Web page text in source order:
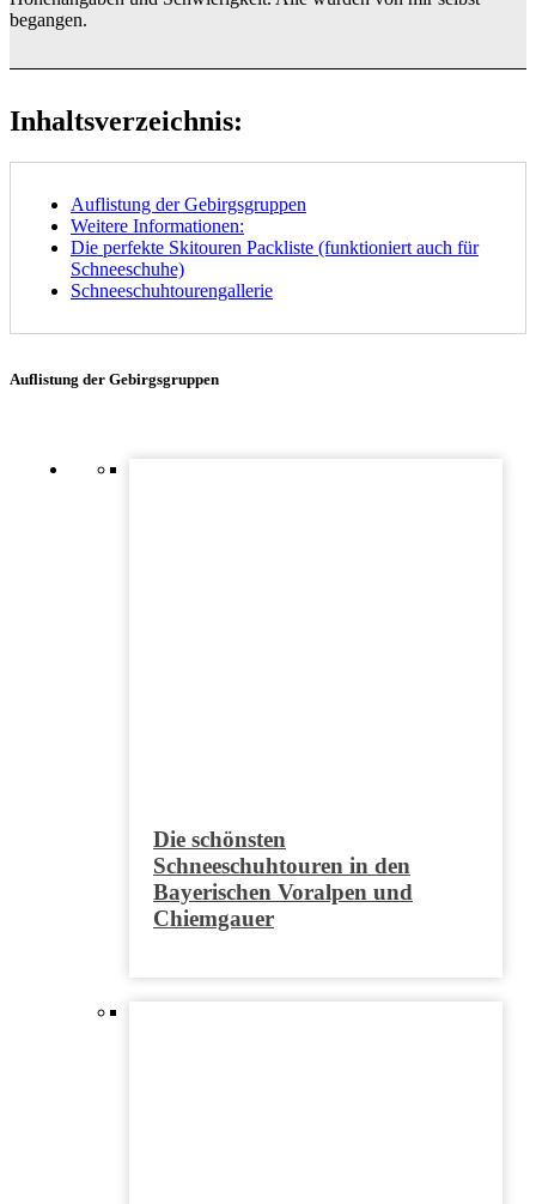
begangen.
Inhaltsverzeichnis:
Auflistung der Gebirgsgruppen
Weitere Informationen:
Die perfekte Skitouren Packliste (funktioniert auch für
Schneeschuhe)
Schneeschuhtourengallerie
Auflistung der Gebirgsgruppen
Die schönsten
Schneeschuhtouren in den
Bayerischen Voralpen und
Chiemgauer